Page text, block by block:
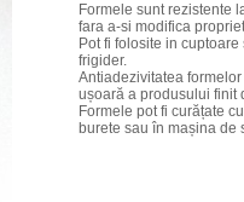
Formele sunt rezistente
fara a-si modifica
Pot fi folosite in
frigider.
Antiadezivitatea
ușoară a produsului finit
Formele pot fi curățate
burete sau în mașina de